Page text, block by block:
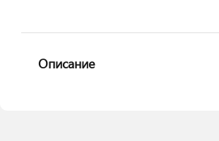
Описание